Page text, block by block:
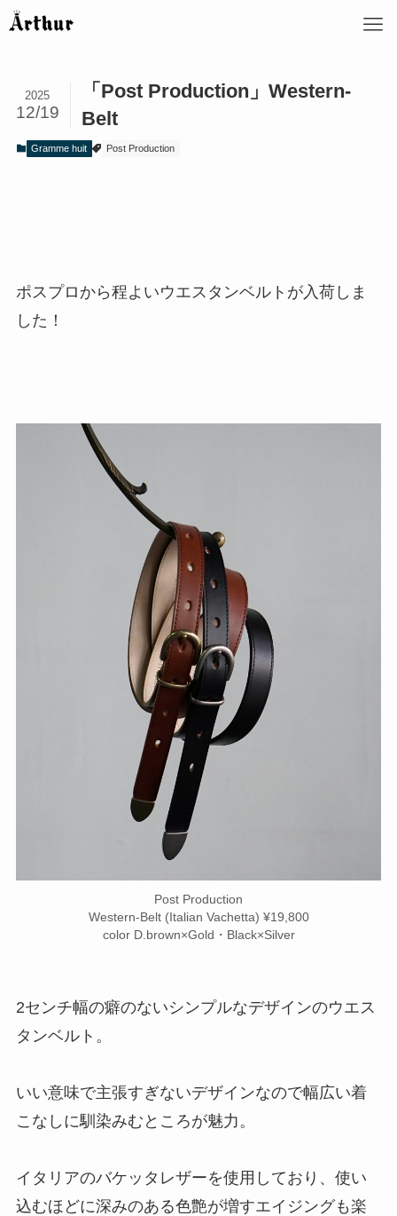
「Post Production」Western-
Belt
2025
12/19
Gramme huit Post Production
ポスプロから程よいウエスタンベルトが入荷しま
した！
Post Production
Western-Belt (Italian Vachetta) ¥19,800
color D.brown×Gold・Black×Silver
2センチ幅の癖のないシンプルなデザインのウエス
タンベルト。
いい意味で主張すぎないデザインなので幅広い着
こなしに馴染みむところが魅力。
イタリアのバケッタレザーを使用しており、使い
込むほどに深みのある色艶が増すエイジングも楽